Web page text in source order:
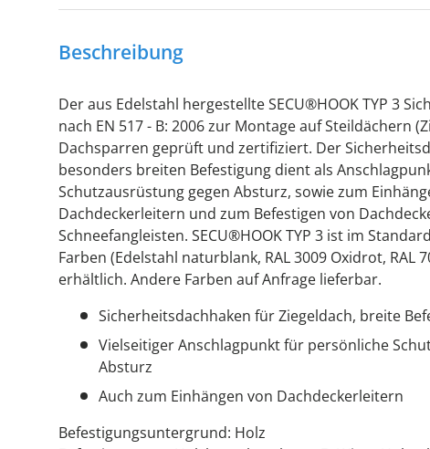
Beschreibung
Der aus Edelstahl hergestellte SECU®HOOK TYP 3
nach EN 517 - B: 2006 zur Montage auf Steildächern
Dachsparren geprüft und zertifiziert. Der
besonders breiten Befestigung dient als
Schutzausrüstung gegen Absturz, sowie zum
Dachdeckerleitern und zum Befestigen von
Schneefangleisten. SECU®HOOK TYP 3 ist im
Farben (Edelstahl naturblank, RAL 3009 Oxidrot, RAL
erhältlich. Andere Farben auf Anfrage lieferbar.
Sicherheitsdachhaken für Ziegeldach, breite
Vielseitiger Anschlagpunkt für persönliche
Absturz
Auch zum Einhängen von Dachdeckerleitern
Befestigungsuntergrund: Holz